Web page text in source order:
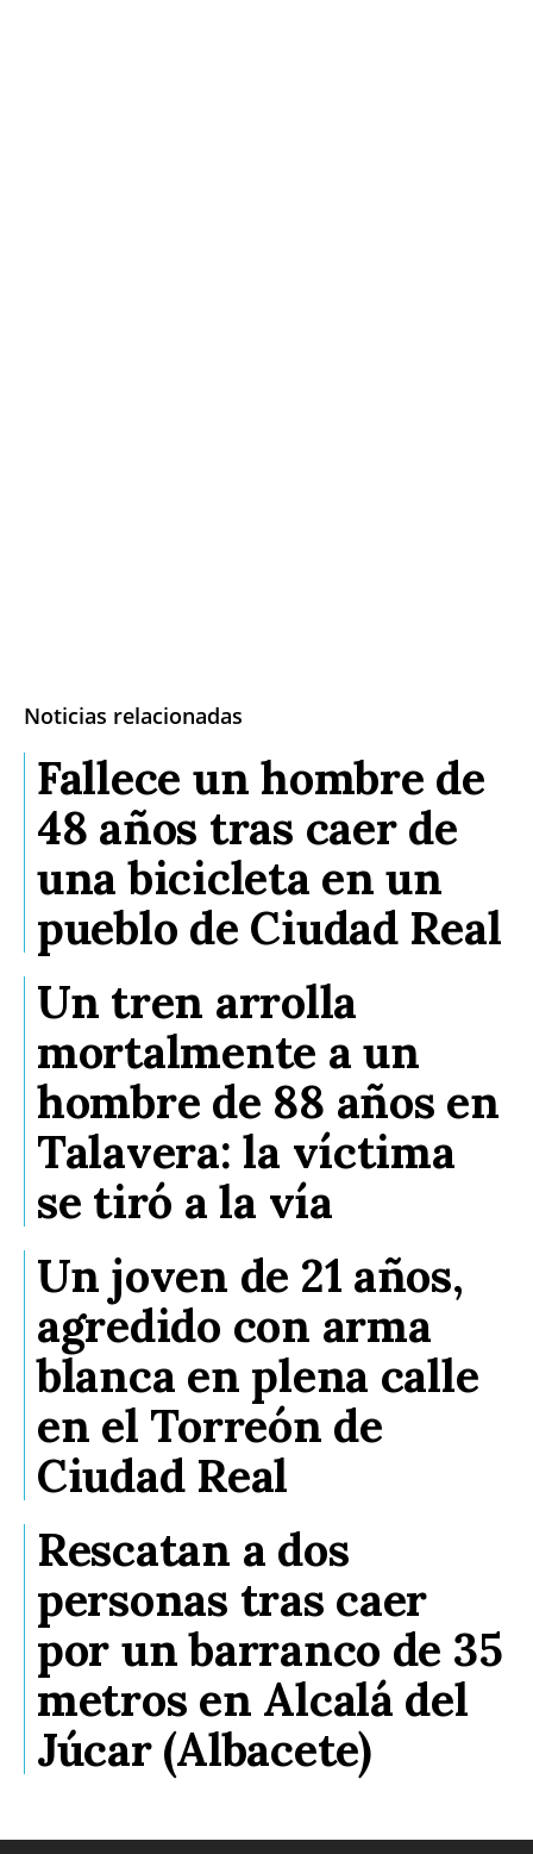
Noticias relacionadas
Fallece un hombre de
48 años tras caer de
una bicicleta en un
pueblo de Ciudad Real
Un tren arrolla
mortalmente a un
hombre de 88 años en
Talavera: la víctima
se tiró a la vía
Un joven de 21 años,
agredido con arma
blanca en plena calle
en el Torreón de
Ciudad Real
Rescatan a dos
personas tras caer
por un barranco de 35
metros en Alcalá del
Júcar (Albacete)